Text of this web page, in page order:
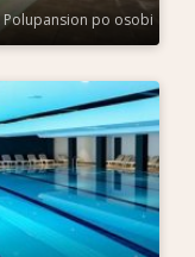
Polupansion po osobi